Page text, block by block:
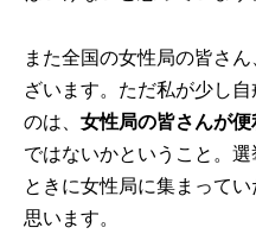
また全国の女性局の皆さ
ざいます。ただ私が少し
のは、女性局の皆さんが
ではないかということ。
ときに女性局に集まって
思います。